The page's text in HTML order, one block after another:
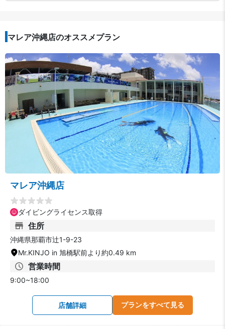
マレア沖縄店のオススメプラン
マレア沖縄店
ダイビングライセンス取得
住所
沖縄県那覇市辻1-9-23
Mr.KINJO in 旭橋駅前より約0.49 km
営業時間
9:00~18:00
店舗詳細 プランをすべて見る